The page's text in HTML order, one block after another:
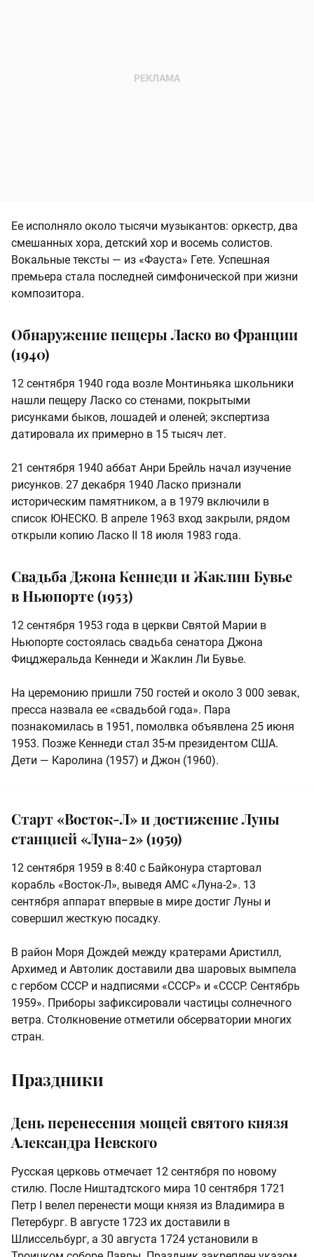
Ее исполняло около тысячи музыкантов: оркестр, два
смешанных хора, детский хор и восемь солистов.
Вокальные тексты — из «Фауста» Гете. Успешная
премьера стала последней симфонической при жизни
композитора.
Обнаружение пещеры Ласко во Франции
(1940)
12 сентября 1940 года возле Монтиньяка школьники
нашли пещеру Ласко со стенами, покрытыми
рисунками быков, лошадей и оленей; экспертиза
датировала их примерно в 15 тысяч лет.
21 сентября 1940 аббат Анри Брейль начал изучение
рисунков. 27 декабря 1940 Ласко признали
историческим памятником, а в 1979 включили в
список ЮНЕСКО. В апреле 1963 вход закрыли, рядом
открыли копию Ласко II 18 июля 1983 года.
Свадьба Джона Кеннеди и Жаклин Бувье
в Ньюпорте (1953)
12 сентября 1953 года в церкви Святой Марии в
Ньюпорте состоялась свадьба сенатора Джона
Фицджеральда Кеннеди и Жаклин Ли Бувье.
На церемонию пришли 750 гостей и около 3 000 зевак,
пресса назвала ее «свадьбой года». Пара
познакомилась в 1951, помолвка объявлена 25 июня
1953. Позже Кеннеди стал 35-м президентом США.
Дети — Каролина (1957) и Джон (1960).
Старт «Восток-Л» и достижение Луны
станцией «Луна-2» (1959)
12 сентября 1959 в 8:40 с Байконура стартовал
корабль «Восток-Л», выведя АМС «Луна-2». 13
сентября аппарат впервые в мире достиг Луны и
совершил жесткую посадку.
В район Моря Дождей между кратерами Аристилл,
Архимед и Автолик доставили два шаровых вымпела
с гербом СССР и надписями «СССР» и «СССР. Сентябрь
1959». Приборы зафиксировали частицы солнечного
ветра. Столкновение отметили обсерватории многих
стран.
Праздники
День перенесения мощей святого князя
Александра Невского
Русская церковь отмечает 12 сентября по новому
стилю. После Ништадтского мира 10 сентября 1721
Петр I велел перенести мощи князя из Владимира в
Петербург. В августе 1723 их доставили в
Шлиссельбург, а 30 августа 1724 установили в